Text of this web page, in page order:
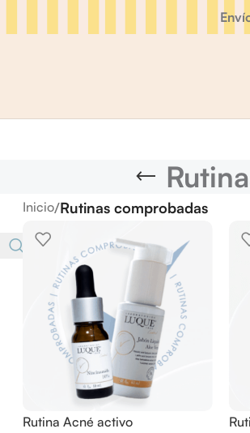
Inicio/Rutinas comprobadas
Rutina Acné activo